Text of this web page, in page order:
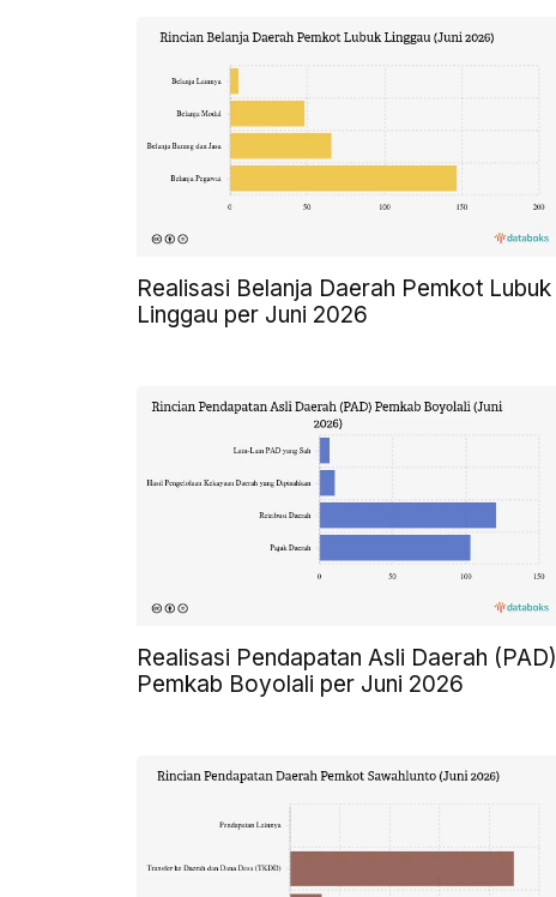
Realisasi Belanja Daerah Pemkot Lubuk
Linggau per Juni 2026
Realisasi Pendapatan Asli Daerah (PAD)
Pemkab Boyolali per Juni 2026